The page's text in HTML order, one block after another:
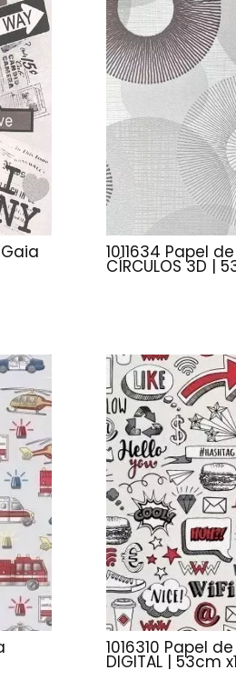
1011634 Papel
CÍRCULOS 3D |
1016310 Papel
DIGITAL | 53cm